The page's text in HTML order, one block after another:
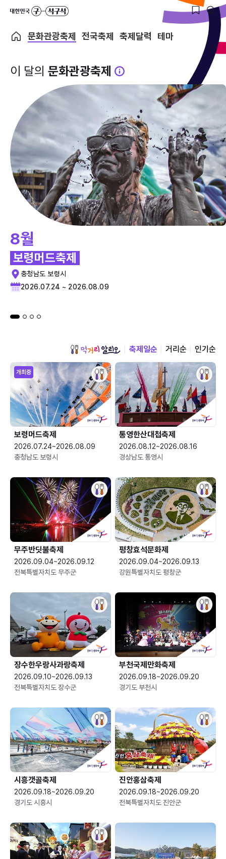
문화관광축제 전국축제 축제달력 테마
이 달의 문화관광축제
8월
보령머드축제
충청남도 보령시
2026.07.24 ~ 2026.08.09
축제일순 거리순 인기순
개최중
보령머드축제
2026.07.24~2026.08.09
충청남도 보령시
통영한산대첩축제
2026.08.12~2026.08.16
경상남도 통영시
무주반딧불축제
2026.09.04~2026.09.12
전북특별자치도 무주군
평창효석문화제
2026.09.04~2026.09.13
강원특별자치도 평창군
장수한우랑사과랑축제
2026.09.10~2026.09.13
전북특별자치도 장수군
부천국제만화축제
2026.09.18~2026.09.20
경기도 부천시
시흥갯골축제
2026.09.18~2026.09.20
경기도 시흥시
진안홍삼축제
2026.09.18~2026.09.20
전북특별자치도 진안군